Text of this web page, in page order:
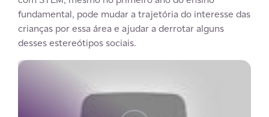
fundamental, pode mudar a trajetória do interesse das
crianças por essa área e ajudar a derrotar alguns
desses estereótipos sociais.